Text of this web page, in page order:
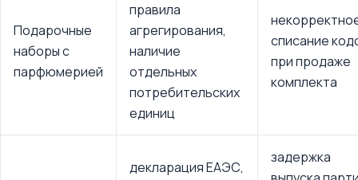
Подарочные
наборы с
парфюмерией
правила
агрегирования,
наличие
отдельных
потребительских
единиц
списание
при продаже
комплекта
декларация ЕАЭС,
задержка